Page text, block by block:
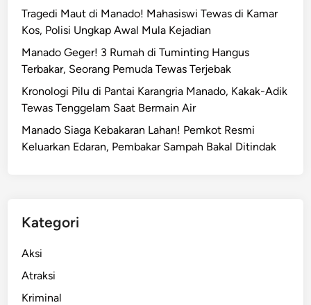
Tragedi Maut di Manado! Mahasiswi Tewas di Kamar
Kos, Polisi Ungkap Awal Mula Kejadian
Manado Geger! 3 Rumah di Tuminting Hangus
Terbakar, Seorang Pemuda Tewas Terjebak
Kronologi Pilu di Pantai Karangria Manado, Kakak-Adik
Tewas Tenggelam Saat Bermain Air
Manado Siaga Kebakaran Lahan! Pemkot Resmi
Keluarkan Edaran, Pembakar Sampah Bakal Ditindak
Kategori
Aksi
Atraksi
Kriminal